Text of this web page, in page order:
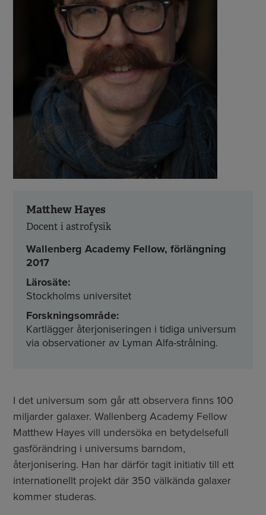
Matthew Hayes
Docent i astrofysik
Wallenberg Academy Fellow, förlängning
2017
Lärosäte:
Stockholms universitet
Forskningsområde:
Kartlägger återjoniseringen i tidiga universum
via observationer av Lyman Alfa-strålning.
I det universum som går att observera finns 100
miljarder galaxer. Wallenberg Academy Fellow
Matthew Hayes vill undersöka en betydelsefull
gasförändring i universums barndom,
återjonisering. Han har därför tagit initiativ till ett
internationellt projekt där 350 välkända galaxer
kommer studeras.